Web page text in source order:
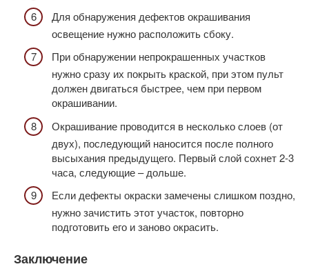
Для обнаружения дефектов окрашивания
освещение нужно расположить сбоку.
При обнаружении непрокрашенных участков
нужно сразу их покрыть краской, при этом пульт
должен двигаться быстрее, чем при первом
окрашивании.
Окрашивание проводится в несколько слоев (от
двух), последующий наносится после полного
высыхания предыдущего. Первый слой сохнет 2-3
часа, следующие – дольше.
Если дефекты окраски замечены слишком поздно,
нужно зачистить этот участок, повторно
подготовить его и заново окрасить.
Заключение